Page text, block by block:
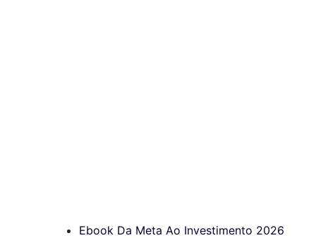
Ebook Da Meta Ao Investimento 2026